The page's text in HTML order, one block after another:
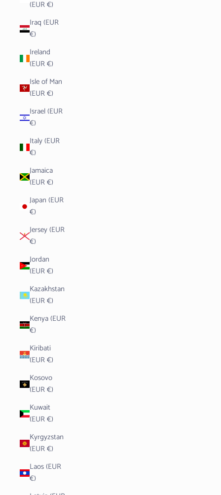
(EUR €)
Iraq (EUR
€)
Ireland
(EUR €)
Isle of Man
(EUR €)
Israel (EUR
€)
Italy (EUR
€)
Jamaica
(EUR €)
Japan (EUR
€)
Jersey (EUR
€)
Jordan
(EUR €)
Kazakhstan
(EUR €)
Kenya (EUR
€)
Kiribati
(EUR €)
Kosovo
(EUR €)
Kuwait
(EUR €)
Kyrgyzstan
(EUR €)
Laos (EUR
€)